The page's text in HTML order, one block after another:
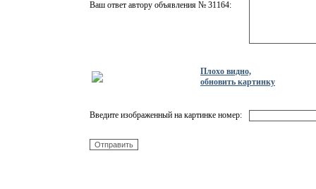
Ваш ответ автору объявления № 31164:
Плохо видно,
обновить картинку
Введите изображенный на картинке номер: